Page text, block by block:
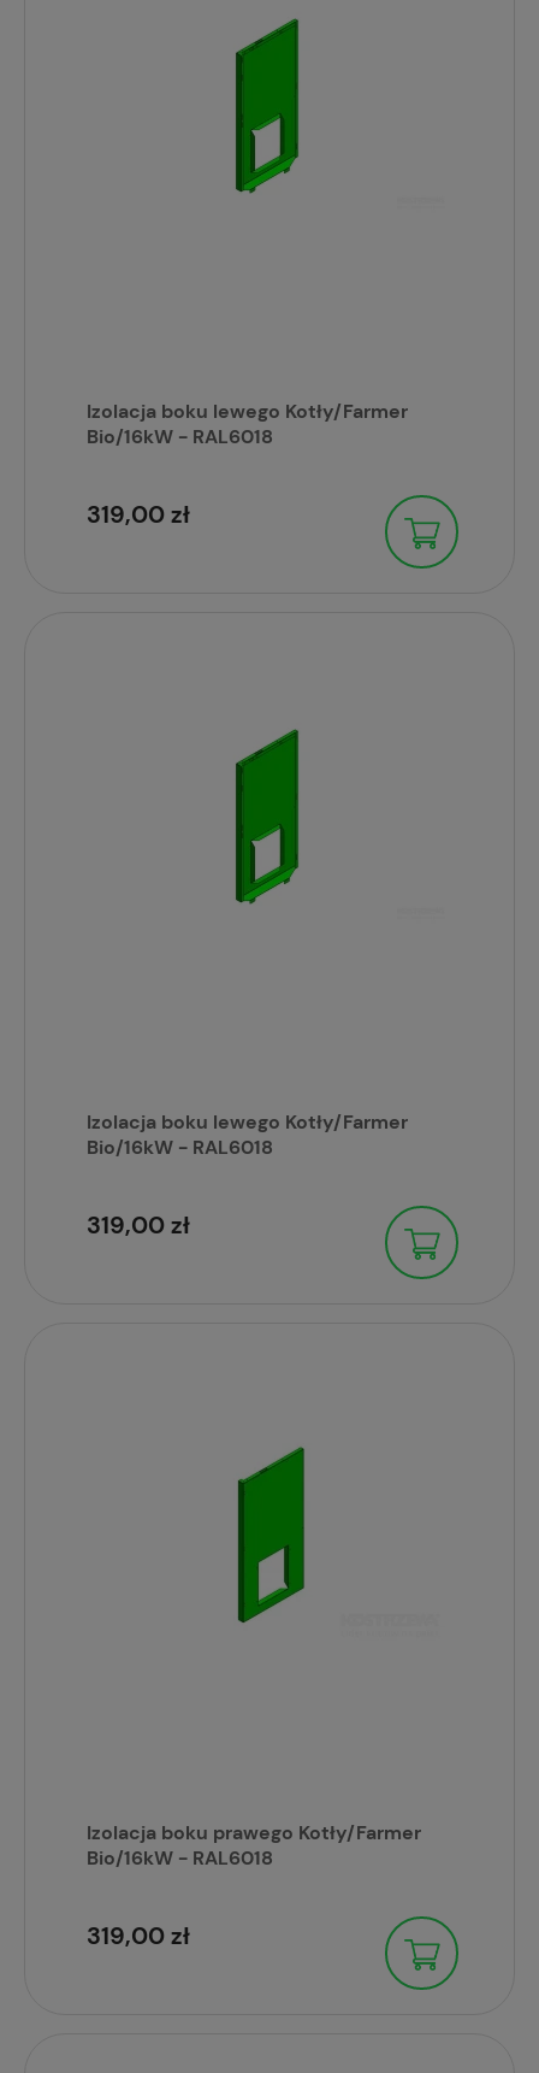
Izolacja boku lewego Kotły/Farmer
Bio/16kW - RAL6018
319,00 zł
Izolacja boku lewego Kotły/Farmer
Bio/16kW - RAL6018
319,00 zł
Izolacja boku prawego Kotły/Farmer
Bio/16kW - RAL6018
319,00 zł